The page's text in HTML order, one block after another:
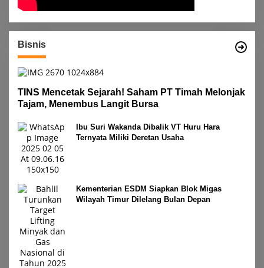
Bisnis
TINS Mencetak Sejarah! Saham PT Timah Melonjak
Tajam, Menembus Langit Bursa
Ibu Suri Wakanda Dibalik VT Huru Hara
Ternyata Miliki Deretan Usaha
Kementerian ESDM Siapkan Blok Migas
Wilayah Timur Dilelang Bulan Depan